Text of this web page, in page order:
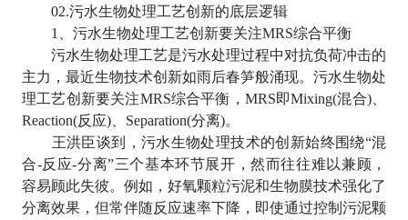
02.污水生物处理工艺创新的底层逻辑
1
、污水生物处理工艺创新要关注MRS综合平衡
污水生物处理工艺是污水处理过程中对抗负荷冲击的
主力，最近生物技术创新如雨后春笋般涌现。污水生物处
理工艺创新要关注MRS综合平衡， MRS即Mixing(混合)、
Reaction(反应)、 Separation(分离)。
王洪臣谈到，污水生物处理技术的创新始终围绕“混
合-反应-分离”三个基本环节展开，然而往往难以兼顾，
容易顾此失彼。例如，好氧颗粒污泥和生物膜技术强化了
分离效果，但常伴随反应速率下降，即使通过控制污泥颗